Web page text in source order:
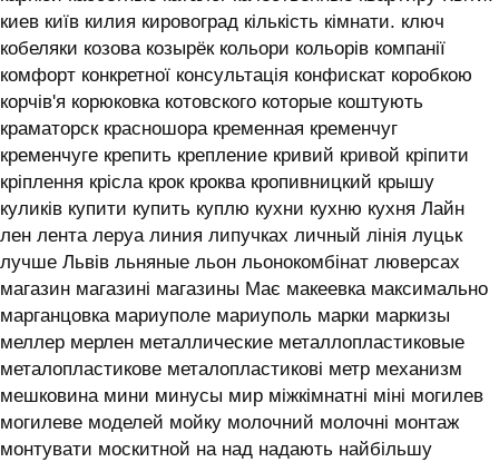
киев київ килия кировоград кількість кімнати. ключ
кобеляки козова козырёк кольори кольорів компанії
комфорт конкретної консультація конфискат коробкою
корчів'я корюковка котовского которые коштують
краматорск красношора кременная кременчуг
кременчуге крепить крепление кривий кривой кріпити
кріплення крісла крок кроква кропивницкий крышу
куликів купити купить куплю кухни кухню кухня ‎Лайн
лен лента леруа линия липучках личный лінія луцьк
лучше Львів льняные льон льонокомбінат люверсах
магазин магазині магазины Має макеевка максимально
марганцовка мариуполе мариуполь марки маркизы
меллер мерлен металлические металлопластиковые
металопластикове металопластикові метр механизм
мешковина мини минусы мир міжкімнатні міні могилев
могилеве моделей мойку молочний молочні монтаж
монтувати москитной на над надають найбільшу